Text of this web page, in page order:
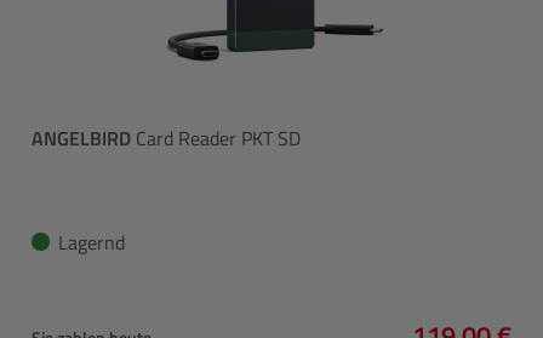
ANGELBIRD Card Reader PKT SD
Lagernd